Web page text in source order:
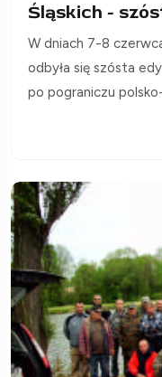
Śląskich -
W dniach 7-8
odbyła się szósta
po pograniczu